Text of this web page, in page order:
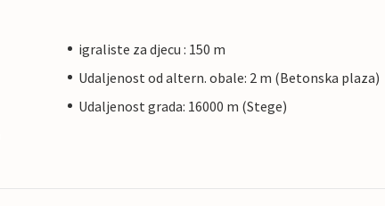
igraliste za djecu : 150 m
Udaljenost od altern. obale: 2 m (Betonska plaza)
Udaljenost grada: 16000 m (Stege)